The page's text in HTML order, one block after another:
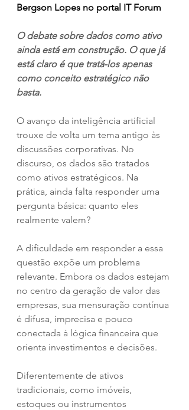
Bergson Lopes no portal IT Forum
O debate sobre dados como ativo
ainda está em construção. O que já
está claro é que tratá-los apenas
como conceito estratégico não
basta.
O avanço da inteligência artificial
trouxe de volta um tema antigo às
discussões corporativas. No
discurso, os dados são tratados
como ativos estratégicos. Na
prática, ainda falta responder uma
pergunta básica: quanto eles
realmente valem?
A dificuldade em responder a essa
questão expõe um problema
relevante. Embora os dados estejam
no centro da geração de valor das
empresas, sua mensuração contínua
é difusa, imprecisa e pouco
conectada à lógica financeira que
orienta investimentos e decisões.
Diferentemente de ativos
tradicionais, como imóveis,
estoques ou instrumentos